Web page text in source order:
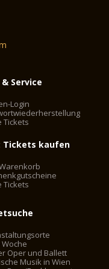
hat im Schubert-Saal
genommen.
Service
Login
Tickets
Tickets kaufen
Tickets
Oper und Ballett
Musik in Wien